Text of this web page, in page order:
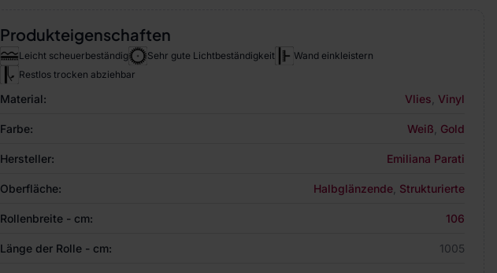
Produkteigenschaften
Leicht scheuerbeständig Sehr gute Lichtbeständigkeit
Wand einkleistern
Restlos trocken abziehbar
Material: Vlies Vinyl
Farbe: Weiß Gold
Hersteller: Emiliana Parati
Oberfläche: Halbglänzende Strukturierte
Rollenbreite - cm: 106
Länge der Rolle - cm: 1005